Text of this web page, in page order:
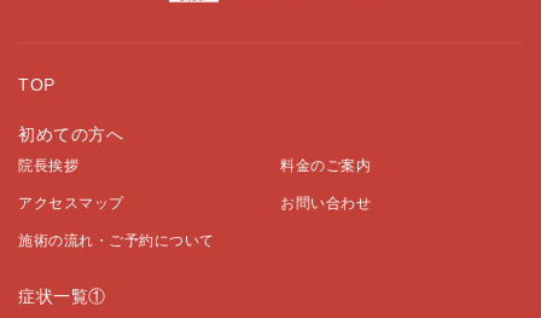
TOP
初めての方へ
院長挨拶 料金のご案内
アクセスマップ お問い合わせ
施術の流れ・ご予約について
症状一覧①